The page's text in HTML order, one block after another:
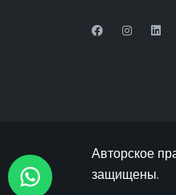
Авторское
защищены.